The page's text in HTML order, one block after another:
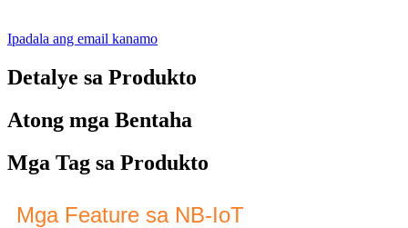
Ipadala ang email kanamo
Detalye sa Produkto
Atong mga Bentaha
Mga Tag sa Produkto
Mga Feature sa NB-IoT